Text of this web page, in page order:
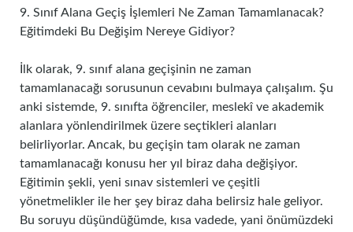
9. Sınıf Alana Geçiş İşlemleri Ne Zaman Tamamlanacak?
Eğitimdeki Bu Değişim Nereye Gidiyor?
İlk olarak, 9. sınıf alana geçişinin ne zaman
tamamlanacağı sorusunun cevabını bulmaya çalışalım. Şu
anki sistemde, 9. sınıfta öğrenciler, meslekî ve akademik
alanlara yönlendirilmek üzere seçtikleri alanları
belirliyorlar. Ancak, bu geçişin tam olarak ne zaman
tamamlanacağı konusu her yıl biraz daha değişiyor.
Eğitimin şekli, yeni sınav sistemleri ve çeşitli
yönetmelikler ile her şey biraz daha belirsiz hale geliyor.
Bu soruyu düşündüğümde, kısa vadede, yani önümüzdeki